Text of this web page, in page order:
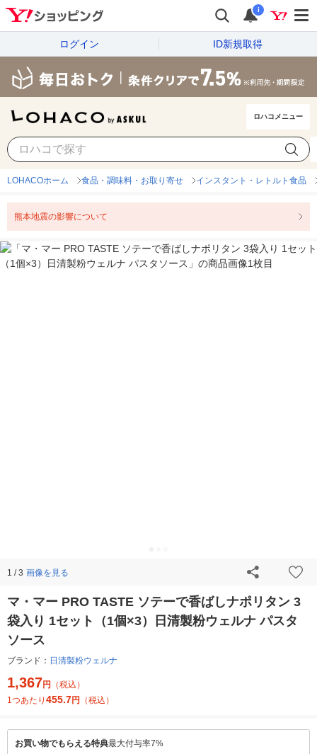
i
ログイン ID新規取得
ロハコメニュー
LOHACOホーム 食品・調味料・お取り寄せ インスタント・レトルト食品
熊本地震の影響について
1 / 3 画像を見る
マ・マー PRO TASTE ソテーで香ばしナポリタン 3
袋入り 1セット（1個×3）日清製粉ウェルナ パスタ
ソース
ブランド： 日清製粉ウェルナ
1,367円
（税込）
1つあたり 455.7円 （税込）
お買い物でもらえる特典最大付与率7%